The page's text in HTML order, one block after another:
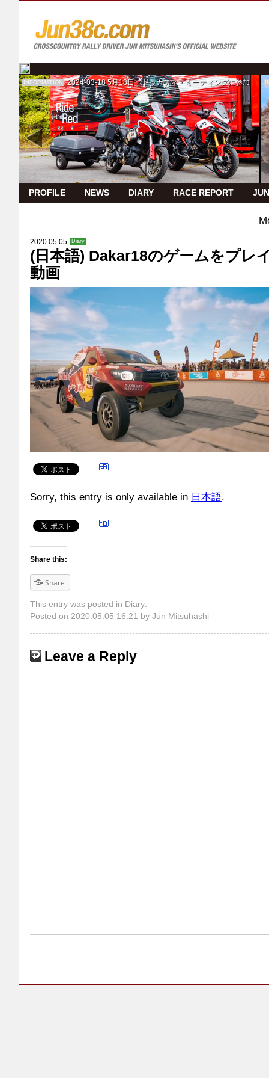
INFORMATION 2024-03-18 5月18日 ドゥカティ・ミーティングに参加
PROFILE NEWS DIARY RACE REPORT
2020.05.05 Diary
(日本語) Dakar18のゲームをプレ
動画
Sorry, this entry is only available in 日本語.
Share this:
Share
This entry was posted in Diary.
Posted on 2020.05.05 16:21 by Jun Mitsuhashi
Leave a Reply